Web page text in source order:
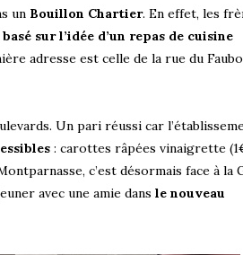
un Bouillon Chartier. En effet, les
sur l’idée d’un repas de cuisine
adresse est celle de la rue du
Un pari réussi car
: carottes râpées vinaigrette
c’est désormais face à la
avec une amie dans le nouveau